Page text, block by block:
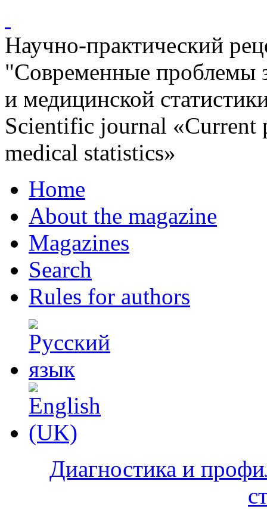
Научно-практический
"Современные проблемы
и медицинской
Scientific journal «Current
medical statistics»
Home
About the magazine
Magazines
Search
Rules for authors
Диагностика и